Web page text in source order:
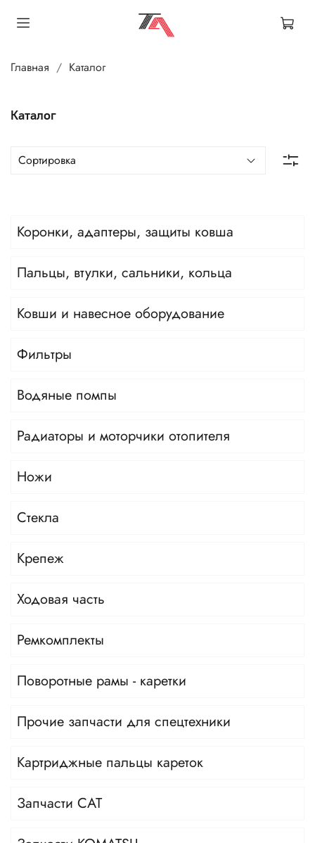
Главная Каталог
Каталог
Коронки, адаптеры, защиты ковша
Пальцы, втулки, сальники, кольца
Ковши и навесное оборудование
Фильтры
Водяные помпы
Радиаторы и моторчики отопителя
Ножи
Стекла
Крепеж
Ходовая часть
Ремкомплекты
Поворотные рамы - каретки
Прочие запчасти для спецтехники
Картриджные пальцы кареток
Запчасти CAT